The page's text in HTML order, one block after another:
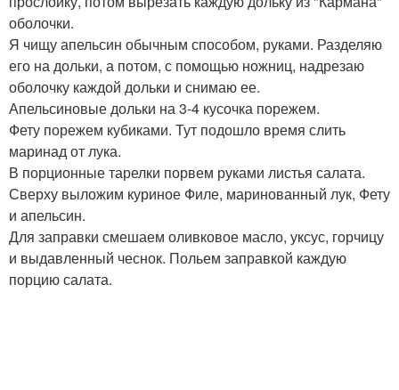
оболочки.
Я чищу апельсин обычным способом, руками. Разделяю
его на дольки, а потом, с помощью ножниц, надрезаю
оболочку каждой дольки и снимаю ее.
Апельсиновые дольки на 3-4 кусочка порежем.
Фету порежем кубиками. Тут подошло время слить
маринад от лука.
В порционные тарелки порвем руками листья салата.
Сверху выложим куриное Филе, маринованный лук, Фету
и апельсин.
Для заправки смешаем оливковое масло, уксус, горчицу
и выдавленный чеснок. Польем заправкой каждую
порцию салата.